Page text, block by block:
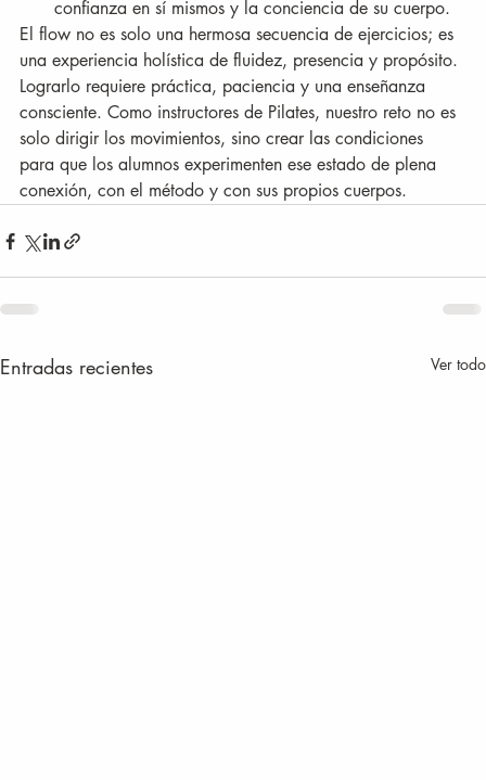
confianza en sí mismos y la conciencia de su cuerpo.
El flow no es solo una hermosa secuencia de ejercicios; es
una experiencia holística de fluidez, presencia y propósito.
Lograrlo requiere práctica, paciencia y una enseñanza
consciente. Como instructores de Pilates, nuestro reto no es
solo dirigir los movimientos, sino crear las condiciones
para que los alumnos experimenten ese estado de plena
conexión, con el método y con sus propios cuerpos.
Entradas recientes Ver todo